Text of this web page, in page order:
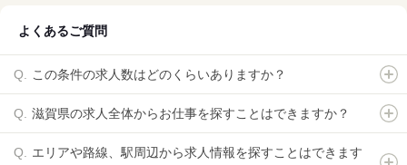
よくあるご質問
この条件の求人数はどのくらいありますか？
滋賀県の求人全体からお仕事を探すことはできますか？
エリアや路線、駅周辺から求人情報を探すことはできます